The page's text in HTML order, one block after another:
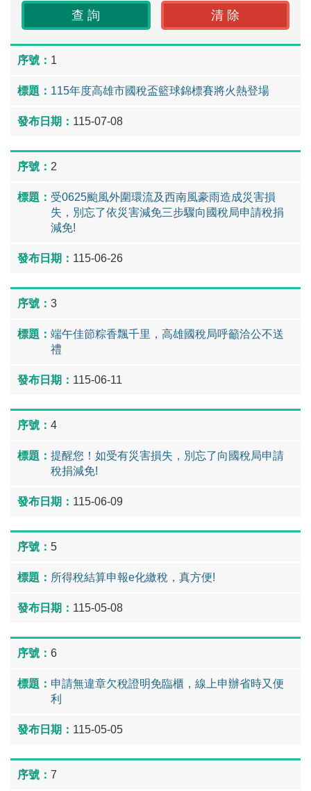
1
115年度高雄市國稅盃籃球錦標賽將火熱登場
115-07-08
2
受0625颱風外圍環流及西南風豪雨造成災害損
失，別忘了依災害減免三步驟向國稅局申請稅捐
減免!
115-06-26
3
端午佳節粽香飄千里，高雄國稅局呼籲洽公不送
禮
115-06-11
4
提醒您！如受有災害損失，別忘了向國稅局申請
稅捐減免!
115-06-09
5
所得稅結算申報e化繳稅，真方便!
115-05-08
6
申請無違章欠稅證明免臨櫃，線上申辦省時又便
利
115-05-05
7